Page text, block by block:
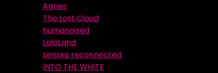
Agnes
The Lost Cloud
humanoised
LalaLand
senses reconnected
INTO THE WHITE